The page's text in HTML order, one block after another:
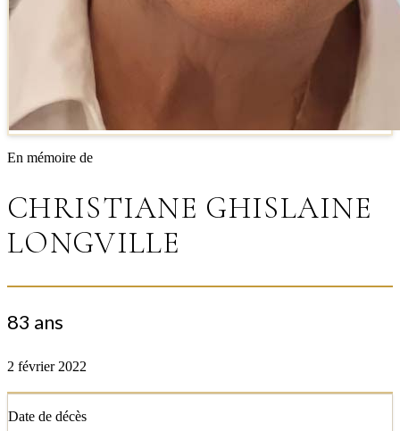
En mémoire de
CHRISTIANE GHISLAINE
LONGVILLE
83 ans
2 février 2022
Date de décès